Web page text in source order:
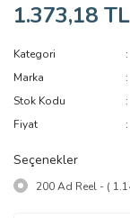
1.373,18 TL
Kategori
Marka
Stok Kodu
Fiyat
Seçenekler
200 Ad Reel - (